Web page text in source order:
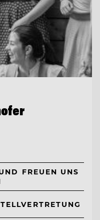
FREUEN UNS